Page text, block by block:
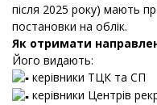
після 2025 року) мають
постановки на облік.
Як отримати
Його видають:
керівники ТЦК та СП
керівники Центрів